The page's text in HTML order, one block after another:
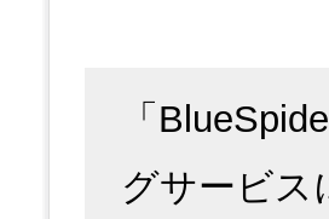
「
グサービス